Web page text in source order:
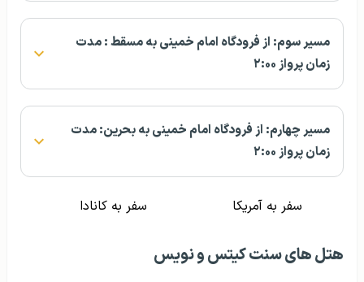
مسیر سوم: از فرودگاه امام خمینی به مسقط : مدت
زمان پرواز ۲:۰۰
مسیر چهارم: از فرودگاه امام خمینی به بحرین: مدت
زمان پرواز ۲:۰۰
سفر به آمریکا سفر به کانادا
هتل های سنت کیتس و نویس